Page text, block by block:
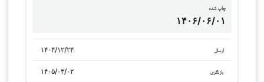
چاپ شده
۱۴۰۶/۰۶/۰۱
ارسال ۱۴۰۴/۱۲/۲۴
بازنگری ۱۴۰۵/۰۴/۰۲